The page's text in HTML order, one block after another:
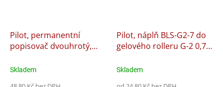
Pilot, permanentní
popisovač dvouhrotý,
Skladem
Pilot, náplň BLS-G2-7 do
gelového rolleru G-2 0,7
Skladem